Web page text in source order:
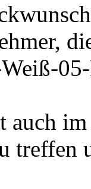
auch
treffen